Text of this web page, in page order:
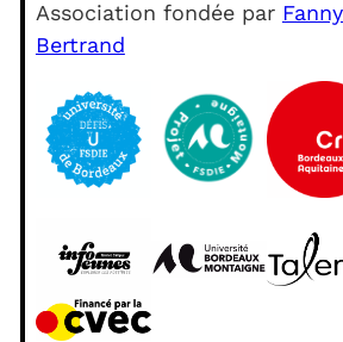
Association fondée par
Bertrand